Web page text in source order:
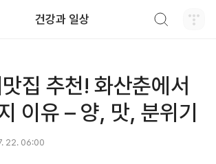
건강과 일상
집 추천! 화산춘에서
이유 – 양, 맛, 분위기
22. 06:00